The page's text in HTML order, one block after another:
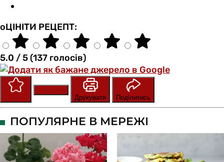
оЦІНІТИ РЕЦЕПТ:
5.0 / 5 (137 голосів)
Друкувати
Поділитись